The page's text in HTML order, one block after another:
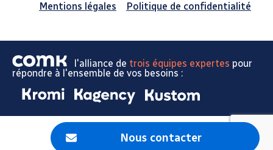
Nous contacter
Mentions légales
Politique de confidentialité
l'alliance de trois équipes expertes pour
répondre à l'ensemble de vos besoins :